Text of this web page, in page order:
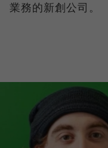
業務的新創公司。